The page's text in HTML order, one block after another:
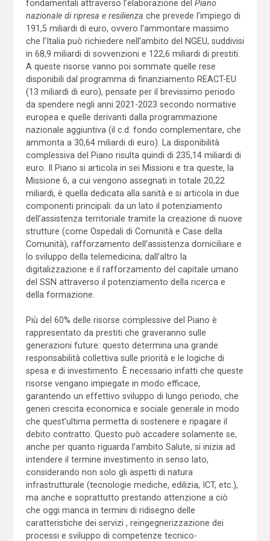
fondamentali attraverso l’elaborazione del Piano
nazionale di ripresa e resilienza che prevede l’impiego di
191,5 miliardi di euro, ovvero l’ammontare massimo
che l’Italia può richiedere nell’ambito del NGEU, suddivisi
in 68,9 miliardi di sovvenzioni e 122,6 miliardi di prestiti.
A queste risorse vanno poi sommate quelle rese
disponibili dal programma di finanziamento REACT-EU
(13 miliardi di euro), pensate per il brevissimo periodo
da spendere negli anni 2021-2023 secondo normative
europea e quelle derivanti dalla programmazione
nazionale aggiuntiva (il c.d. fondo complementare, che
ammonta a 30,64 miliardi di euro). La disponibilità
complessiva del Piano risulta quindi di 235,14 miliardi di
euro. Il Piano si articola in sei Missioni e tra queste, la
Missione 6, a cui vengono assegnati in totale 20,22
miliardi, è quella dedicata alla sanità e si articola in due
componenti principali: da un lato il potenziamento
dell’assistenza territoriale tramite la creazione di nuove
strutture (come Ospedali di Comunità e Case della
Comunità), rafforzamento dell’assistenza domiciliare e
lo sviluppo della telemedicina; dall’altro la
digitalizzazione e il rafforzamento del capitale umano
del SSN attraverso il potenziamento della ricerca e
della formazione.
Più del 60% delle risorse complessive del Piano è
rappresentato da prestiti che graveranno sulle
generazioni future: questo determina una grande
responsabilità collettiva sulle priorità e le logiche di
spesa e di investimento. È necessario infatti che queste
risorse vengano impiegate in modo efficace,
garantendo un effettivo sviluppo di lungo periodo, che
generi crescita economica e sociale generale in modo
che quest’ultima permetta di sostenere e ripagare il
debito contratto. Questo può accadere solamente se,
anche per quanto riguarda l’ambito Salute, si inizia ad
intendere il termine investimento in senso lato,
considerando non solo gli aspetti di natura
infrastrutturale (tecnologie mediche, edilizia, ICT, etc.),
ma anche e soprattutto prestando attenzione a ciò
che oggi manca in termini di ridisegno delle
caratteristiche dei servizi , reingegnerizzazione dei
processi e sviluppo di competenze tecnico-